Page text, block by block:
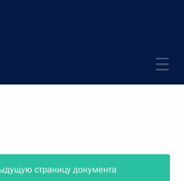
страницу документа